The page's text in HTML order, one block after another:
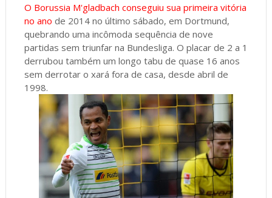
O Borussia M'gladbach conseguiu sua primeira vitória
no ano de 2014 no último sábado, em Dortmund,
quebrando uma incômoda sequência de nove
partidas sem triunfar na Bundesliga. O placar de 2 a 1
derrubou também um longo tabu de quase 16 anos
sem derrotar o xará fora de casa, desde abril de
1998.